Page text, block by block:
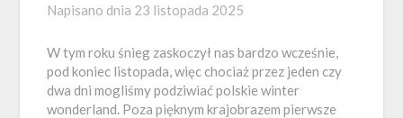
Napisano dnia 23 listopada 2025
W tym roku śnieg zaskoczył nas bardzo wcześnie,
pod koniec listopada, więc chociaż przez jeden czy
dwa dni mogliśmy podziwiać polskie winter
wonderland. Poza pięknym krajobrazem pierwsze